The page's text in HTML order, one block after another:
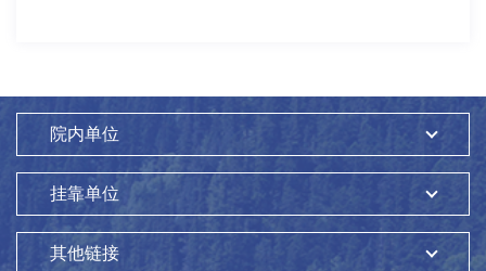
院内单位
挂靠单位
其他链接